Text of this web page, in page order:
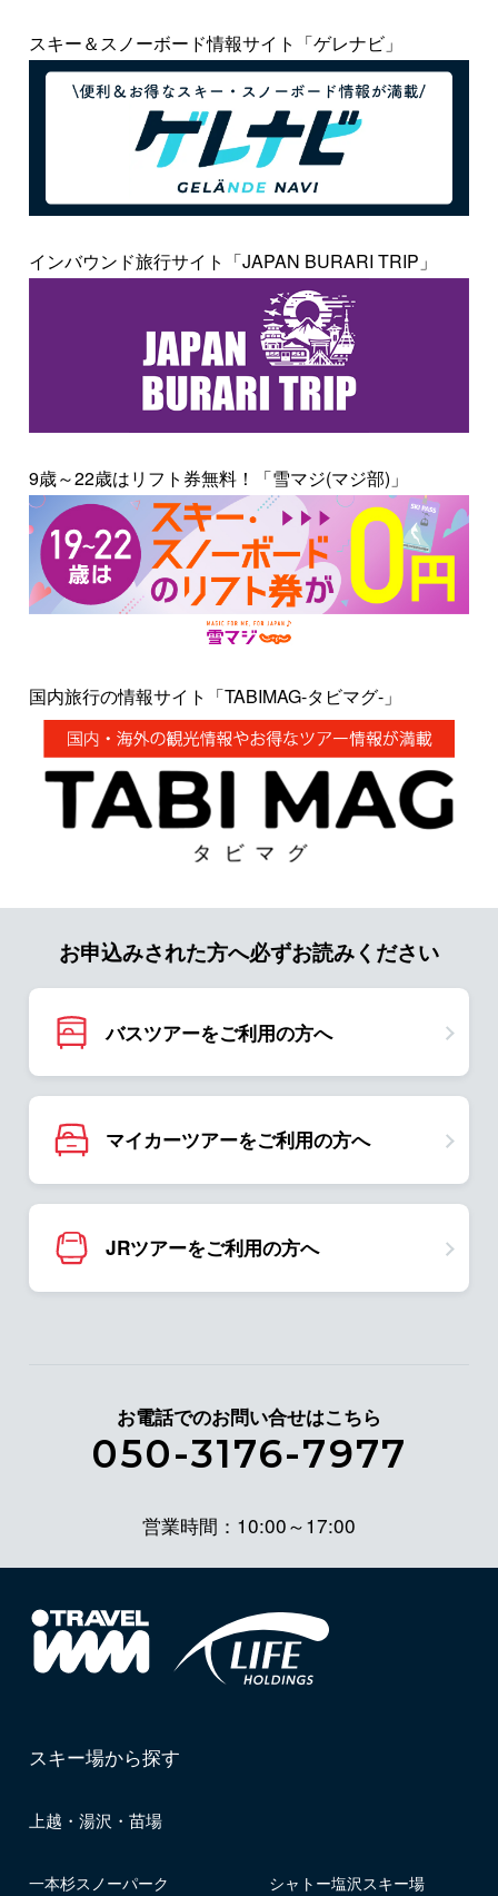
スキー＆スノーボード情報サイト「ゲレナビ」
インバウンド旅行サイト「JAPAN BURARI TRIP」
9歳～22歳はリフト券無料！「雪マジ(マジ部)」
国内旅行の情報サイト「TABIMAG-タビマグ-」
お申込みされた方へ必ずお読みください
バスツアーをご利用の方へ
マイカーツアーをご利用の方へ
JRツアーをご利用の方へ
お電話でのお問い合せはこちら
050-3176-7977
営業時間：10:00～17:00
スキー場から探す
上越・湯沢・苗場
一本杉スノーパーク シャトー塩沢スキー場